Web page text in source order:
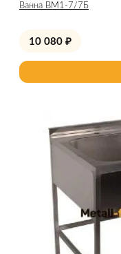
Ванна ВМ1-7/7Б
10 080 ₽